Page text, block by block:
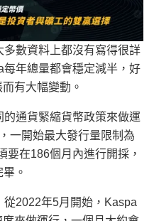
數資料上都沒有寫得很詳
年總量都會穩定減半，好
有大幅變動。
通貨緊縮貨幣政策來做運
一開始最大發行量限制為
要在186個月內進行開採，
。
2022年5月開始，Kaspa